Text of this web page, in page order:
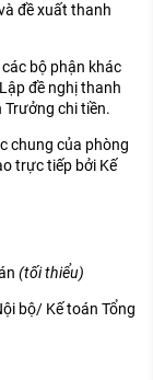
đề xuất thanh
bộ phận khác
đề nghị thanh
Trưởng chi tiền.
chung của phòng
trực tiếp bởi Kế
(tối thiểu)
bộ/ Kế toán Tổng